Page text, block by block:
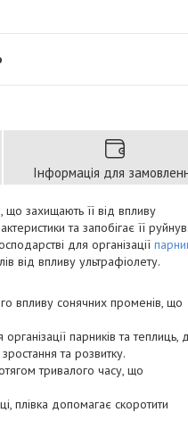
Інформація для
захищають її від впливу
та запобігає її
для організації
від впливу ультрафіолету.
впливу сонячних променів, що
парників та теплиць,
та розвитку.
тривалого часу, що
плівка допомагає скоротити